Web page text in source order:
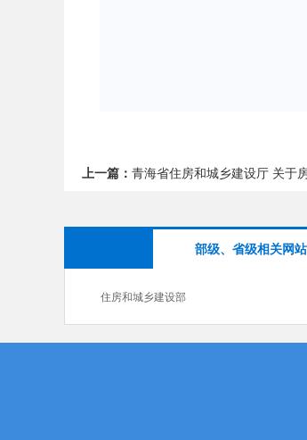
上一篇： 青海省住房和城乡建设厅 关于
部级、省级相关网站
住房和城乡建设部